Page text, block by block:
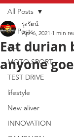
All Posts
ALL
MOTO SPORT
TEST DRIVE
lifestyle
New aliver
INNOVATION
All Posts
Eat durian
anyone
รุ่งรัตน์
Apr 6, 2021 1 min